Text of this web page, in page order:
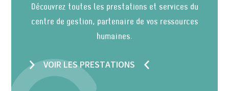
Découvrez toutes les prestations et services du
centre de gestion, partenaire de vos ressources
humaines.
VOIR LES PRESTATIONS